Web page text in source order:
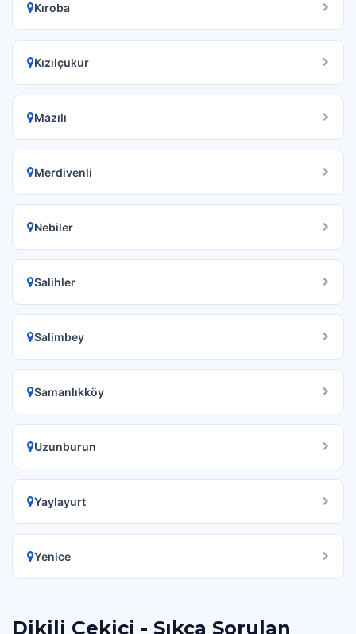
Kıroba
Kızılçukur
Mazılı
Merdivenli
Nebiler
Salihler
Salimbey
Samanlıkköy
Uzunburun
Yaylayurt
Yenice
Dikili Çekici - Sıkça Sorulan